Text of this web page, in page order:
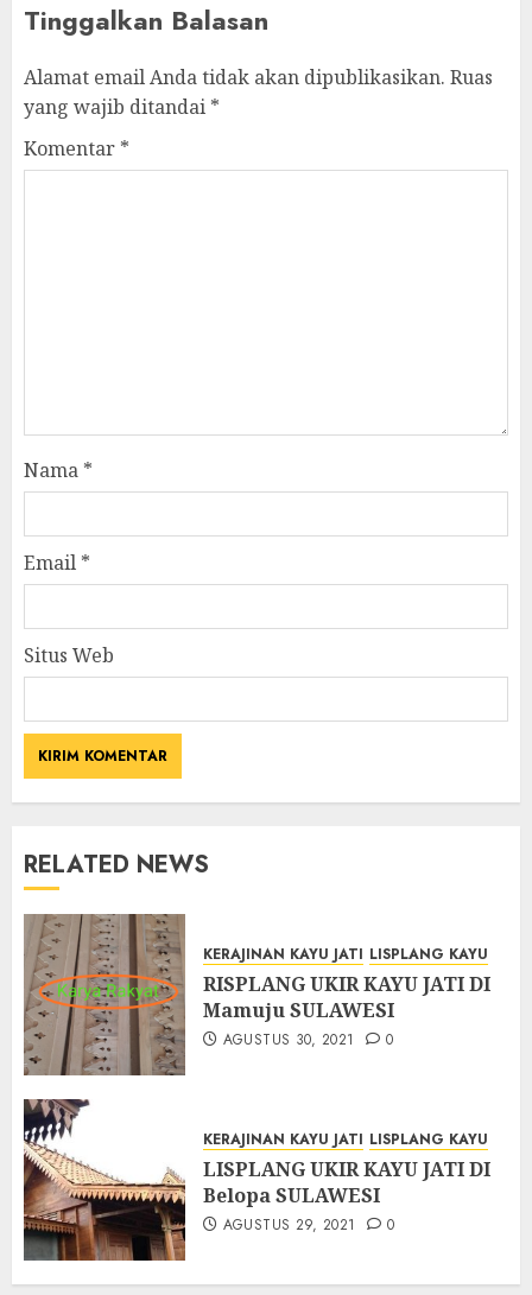
Tinggalkan Balasan
Alamat email Anda tidak akan dipublikasikan. Ruas
yang wajib ditandai *
Komentar *
Nama *
Email *
Situs Web
RELATED NEWS
KERAJINAN KAYU JATI LISPLANG KAYU
RISPLANG UKIR KAYU JATI DI
Mamuju SULAWESI
AGUSTUS 30, 2021 0
KERAJINAN KAYU JATI LISPLANG KAYU
LISPLANG UKIR KAYU JATI DI
Belopa SULAWESI
AGUSTUS 29, 2021 0